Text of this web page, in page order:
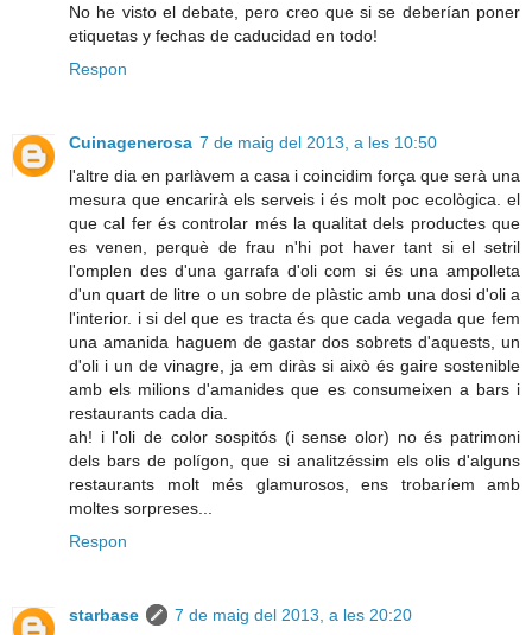
No he visto el debate, pero creo que si se deberían poner
etiquetas y fechas de caducidad en todo!
Respon
Cuinagenerosa 7 de maig del 2013, a les 10:50
l'altre dia en parlàvem a casa i coincidim força que serà una
mesura que encarirà els serveis i és molt poc ecològica. el
que cal fer és controlar més la qualitat dels productes que
es venen, perquè de frau n'hi pot haver tant si el setril
l'omplen des d'una garrafa d'oli com si és una ampolleta
d'un quart de litre o un sobre de plàstic amb una dosi d'oli a
l'interior. i si del que es tracta és que cada vegada que fem
una amanida haguem de gastar dos sobrets d'aquests, un
d'oli i un de vinagre, ja em diràs si això és gaire sostenible
amb els milions d'amanides que es consumeixen a bars i
restaurants cada dia.
ah! i l'oli de color sospitós (i sense olor) no és patrimoni
dels bars de polígon, que si analitzéssim els olis d'alguns
restaurants molt més glamurosos, ens trobaríem amb
moltes sorpreses...
Respon
starbase
7 de maig del 2013, a les 20:20